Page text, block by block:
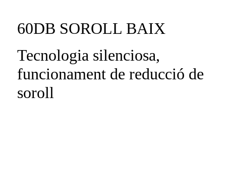
60DB SOROLL BAIX
Tecnologia silenciosa,
funcionament de reducció de
soroll